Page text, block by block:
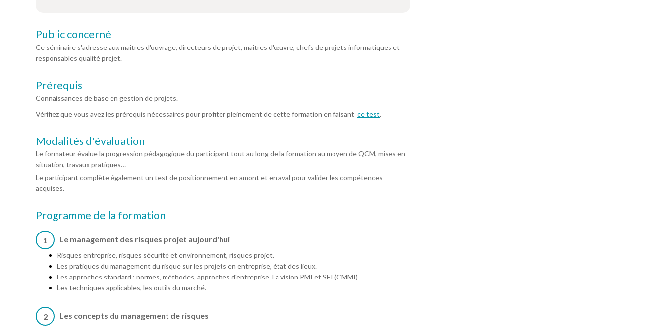
Public concerné
Ce séminaire s'adresse aux maîtres d'ouvrage, directeurs de projet, maîtres d'œuvre, chefs de projets informatiques et
responsables qualité projet.
Prérequis
Connaissances de base en gestion de projets.
Vérifiez que vous avez les prérequis nécessaires pour profiter pleinement de cette formation en faisant ce test.
Modalités d'évaluation
Le formateur évalue la progression pédagogique du participant tout au long de la formation au moyen de QCM, mises en
situation, travaux pratiques…
Le participant complète également un test de positionnement en amont et en aval pour valider les compétences
acquises.
Programme de la formation
1 Le management des risques projet aujourd'hui
Risques entreprise, risques sécurité et environnement, risques projet.
Les pratiques du management du risque sur les projets en entreprise, état des lieux.
Les approches standard : normes, méthodes, approches d'entreprise. La vision PMI et SEI (CMMI).
Les techniques applicables, les outils du marché.
2 Les concepts du management de risques